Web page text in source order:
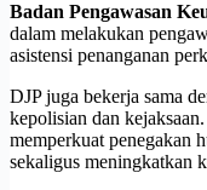
Badan Pengawasan
dalam melakukan
asistensi penanganan
DJP juga bekerja sama
kepolisian dan
memperkuat penegakan
sekaligus meningkatkan